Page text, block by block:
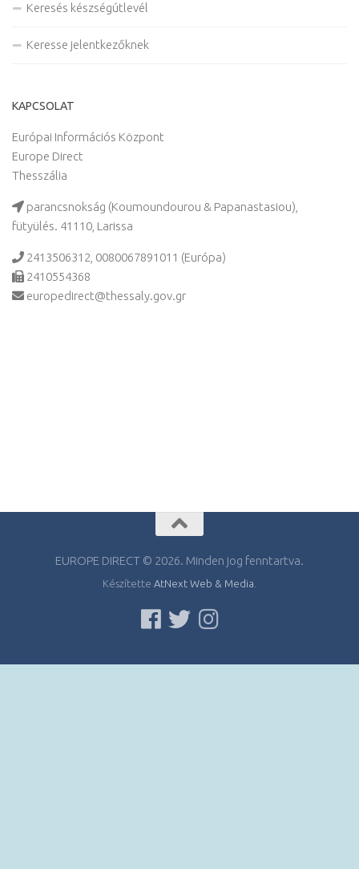
Keresés készségútlevél
Keresse jelentkezőknek
KAPCSOLAT
Európai Információs Központ
Europe Direct
Thesszália
parancsnokság (Koumoundourou & Papanastasiou),
fütyülés. 41110, Larissa
2413506312, 0080067891011 (Európa)
2410554368
europedirect@thessaly.gov.gr
EUROPE DIRECT © 2026. Minden jog fenntartva.
Készítette AtNext Web & Media